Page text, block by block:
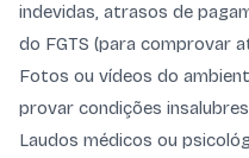
indevidas, atrasos de
do FGTS (para comprovar
Fotos ou vídeos do
provar condições
Laudos médicos ou